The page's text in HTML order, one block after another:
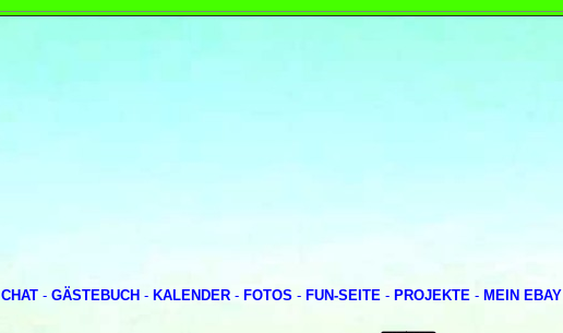
CHAT - GÄSTEBUCH - KALENDER - FOTOS - FUN-SEITE - PROJEKTE - MEIN EBAY